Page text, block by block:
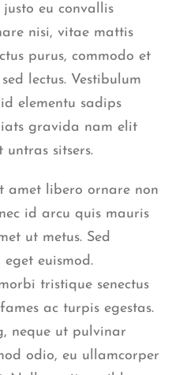
eu convallis
nisi, vitae mattis
purus, commodo et
lectus. Vestibulum
elementu sadips
gravida nam elit
sitsers.
amet libero ornare non
id arcu quis mauris
ut metus. Sed
euismod.
tristique senectus
ac turpis egestas.
neque ut pulvinar
odio, eu ullamcorper